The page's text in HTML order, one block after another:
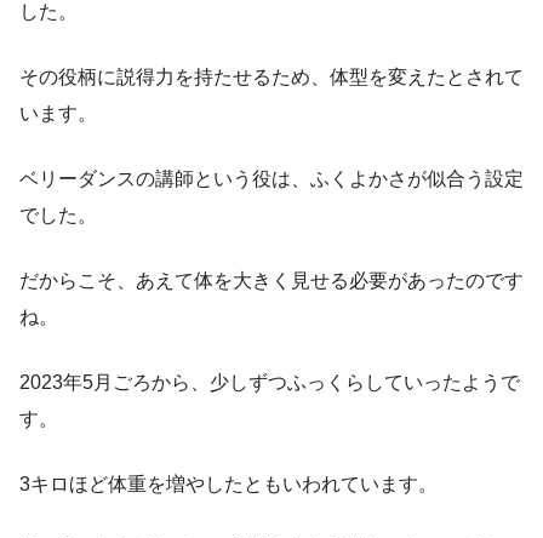
した。
その役柄に説得力を持たせるため、体型を変えたとされて
います。
ベリーダンスの講師という役は、ふくよかさが似合う設定
でした。
だからこそ、あえて体を大きく見せる必要があったのです
ね。
2023年5月ごろから、少しずつふっくらしていったようで
す。
3キロほど体重を増やしたともいわれています。